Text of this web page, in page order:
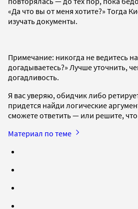
«Да что вы от меня хотите?» Тогда
изучать документы.
Примечание: никогда не ведитесь
догадываетесь?» Лучше уточнить,
догадливость.
Я вас уверяю, обидчик либо
придется найди логические
сможете ответить — или решите,
Материал по теме